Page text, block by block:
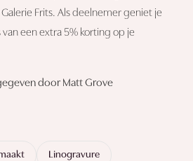
Frits. Als deelnemer geniet je
een extra 5% korting op je
door Matt Grove
Linogravure